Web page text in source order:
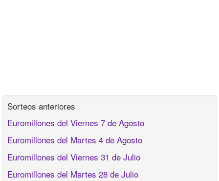
Sorteos anteriores
Euromillones del Viernes 7 de Agosto
Euromillones del Martes 4 de Agosto
Euromillones del Viernes 31 de Julio
Euromillones del Martes 28 de Julio